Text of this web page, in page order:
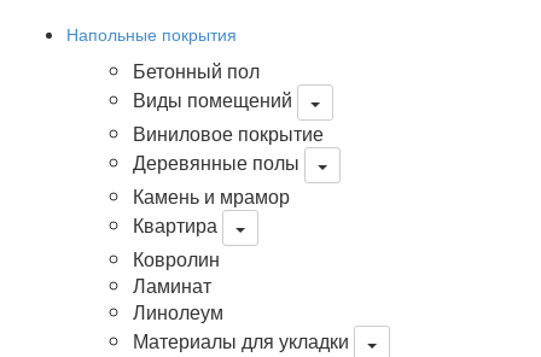
Напольные покрытия
Бетонный пол
Виды помещений
Виниловое покрытие
Деревянные полы
Камень и мрамор
Квартира
Ковролин
Ламинат
Линолеум
Материалы для укладки